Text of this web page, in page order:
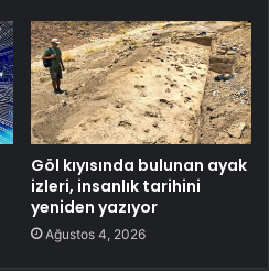
Göl kıyısında bulunan ayak
izleri, insanlık tarihini
yeniden yazıyor
Ağustos 4, 2026